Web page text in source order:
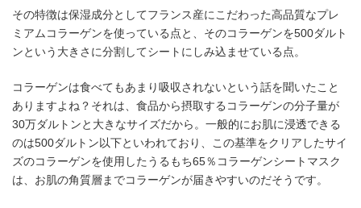
その特徴は保湿成分としてフランス産にこだわった高品質なプレ
ミアムコラーゲンを使っている点と、そのコラーゲンを500ダルト
ンという大きさに分割してシートにしみ込ませている点。
コラーゲンは食べてもあまり吸収されないという話を聞いたこと
ありますよね？それは、食品から摂取するコラーゲンの分子量が
30万ダルトンと大きなサイズだから。一般的にお肌に浸透できる
のは500ダルトン以下といわれており、この基準をクリアしたサイ
ズのコラーゲンを使用したうるもち65％コラーゲンシートマスク
は、お肌の角質層までコラーゲンが届きやすいのだそうです。